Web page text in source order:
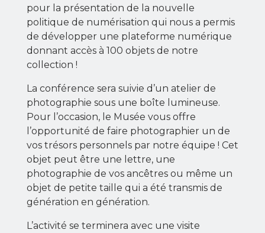
pour la présentation de la nouvelle
politique de numérisation qui nous a permis
de développer une plateforme numérique
donnant accès à 100 objets de notre
collection !
La conférence sera suivie d’un atelier de
photographie sous une boîte lumineuse.
Pour l’occasion, le Musée vous offre
l’opportunité de faire photographier un de
vos trésors personnels par notre équipe ! Cet
objet peut être une lettre, une
photographie de vos ancêtres ou même un
objet de petite taille qui a été transmis de
génération en génération.
L’activité se terminera avec une visite